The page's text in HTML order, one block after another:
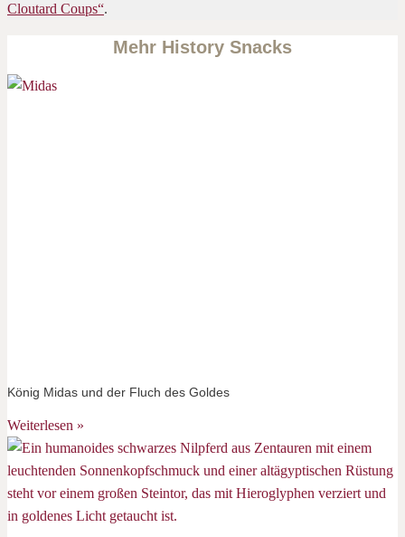
Cloutard Coups“.
Mehr History Snacks
König Midas und der Fluch des Goldes
Weiterlesen »